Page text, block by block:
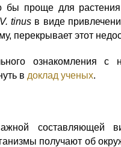
бы проще для
V. tinus в виде
перекрывает этот
ознакомления с
в доклад ученых.
составляющей
получают об